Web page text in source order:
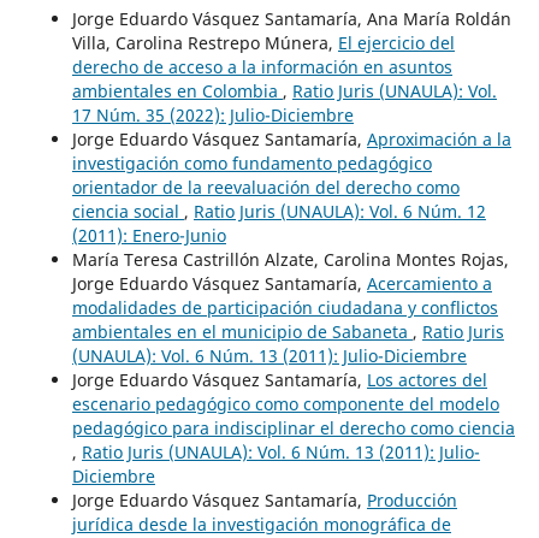
Jorge Eduardo Vásquez Santamaría, Ana María Roldán
Villa, Carolina Restrepo Múnera, El ejercicio del
derecho de acceso a la información en asuntos
ambientales en Colombia , Ratio Juris (UNAULA): Vol.
17 Núm. 35 (2022): Julio-Diciembre
Jorge Eduardo Vásquez Santamaría, Aproximación a la
investigación como fundamento pedagógico
orientador de la reevaluación del derecho como
ciencia social , Ratio Juris (UNAULA): Vol. 6 Núm. 12
(2011): Enero-Junio
María Teresa Castrillón Alzate, Carolina Montes Rojas,
Jorge Eduardo Vásquez Santamaría, Acercamiento a
modalidades de participación ciudadana y conflictos
ambientales en el municipio de Sabaneta , Ratio Juris
(UNAULA): Vol. 6 Núm. 13 (2011): Julio-Diciembre
Jorge Eduardo Vásquez Santamaría, Los actores del
escenario pedagógico como componente del modelo
pedagógico para indisciplinar el derecho como ciencia
, Ratio Juris (UNAULA): Vol. 6 Núm. 13 (2011): Julio-
Diciembre
Jorge Eduardo Vásquez Santamaría, Producción
jurídica desde la investigación monográfica de